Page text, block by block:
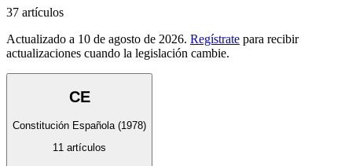
37 artículos
Actualizado a 10 de agosto de 2026. Regístrate para recibir
actualizaciones cuando la legislación cambie.
CE
Constitución Española (1978)
11 artículos